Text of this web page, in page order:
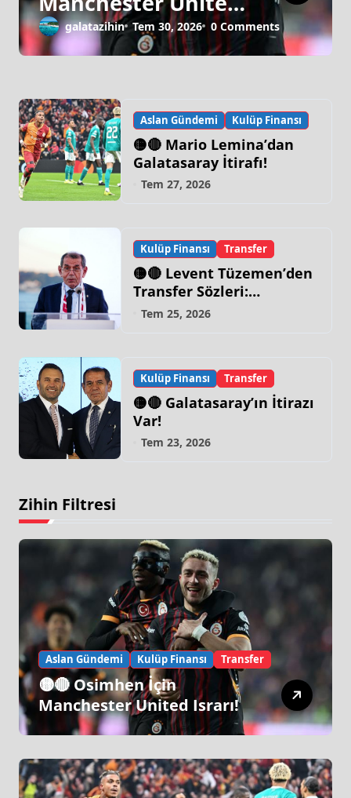
Israrı!
galatazihin Tem 30, 2026 0 Comments
Aslan Gündemi Kulüp Finansı
🟡🔴 Mario Lemina’dan
Galatasaray İtirafı!
Tem 27, 2026
Kulüp Finansı Transfer
🟡🔴 Levent Tüzemen’den
Transfer Sözleri:
“Galatasaray’ın Zirve
Tem 25, 2026
Kulüp Finansı Transfer
🟡🔴 Galatasaray’ın İtirazı
Var!
Tem 23, 2026
Zihin Filtresi
Aslan Gündemi Kulüp Finansı Transfer
🟡🔴 Osimhen İçin
Manchester United Israrı!